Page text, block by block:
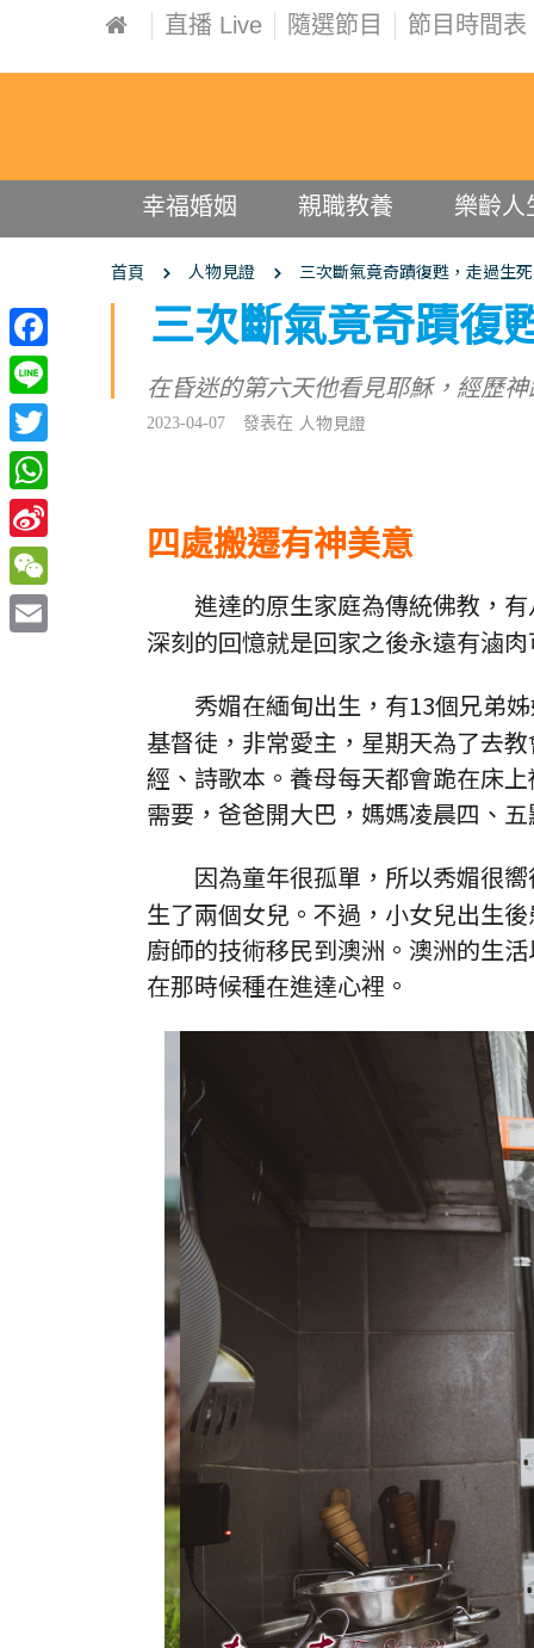
直播 Live 隨選節目 節目時間表
幸福婚姻 親職教養 樂齡人
首頁 人物見證 三次斷氣竟奇蹟復甦，走過生
三次斷氣竟奇蹟復
在昏迷的第六天他看見耶穌，經歷
2023-04-07 發表在 人物見證
四處搬遷有神美意
進達的原生家庭為傳統佛教，
深刻的回憶就是回家之後永遠有滷
秀媚在緬甸出生，有13個兄弟
基督徒，非常愛主，星期天為了去
經、詩歌本。養母每天都會跪在床
需要，爸爸開大巴，媽媽凌晨四、
因為童年很孤單，所以秀媚很
生了兩個女兒。不過，小女兒出生
廚師的技術移民到澳洲。澳洲的生
在那時候種在進達心裡。
Facebook
Line
Twitter
WhatsApp
Sina
Weibo
WeChat